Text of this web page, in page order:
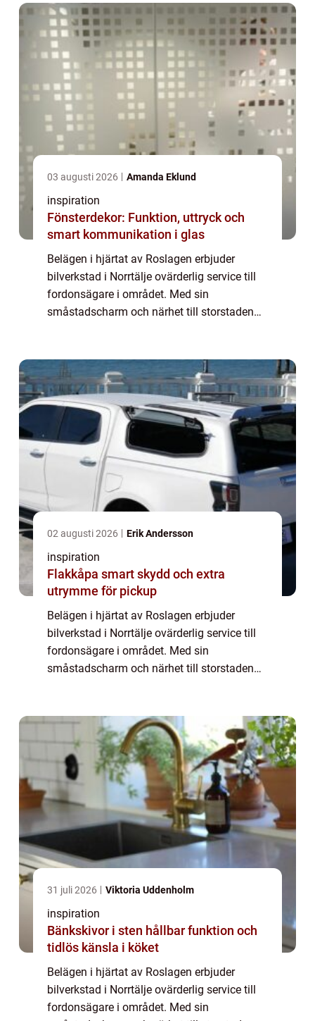
03 augusti 2026 Amanda Eklund
inspiration
Fönsterdekor: Funktion, uttryck och
smart kommunikation i glas
Belägen i hjärtat av Roslagen erbjuder
bilverkstad i Norrtälje ovärderlig service till
fordonsägare i området. Med sin
småstadscharm och närhet till storstaden
02 augusti 2026 Erik Andersson
inspiration
Flakkåpa smart skydd och extra
utrymme för pickup
Belägen i hjärtat av Roslagen erbjuder
bilverkstad i Norrtälje ovärderlig service till
fordonsägare i området. Med sin
småstadscharm och närhet till storstaden
31 juli 2026 Viktoria Uddenholm
inspiration
Bänkskivor i sten hållbar funktion och
tidlös känsla i köket
Belägen i hjärtat av Roslagen erbjuder
bilverkstad i Norrtälje ovärderlig service till
fordonsägare i området. Med sin